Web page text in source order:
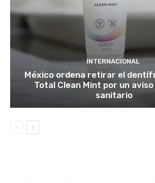
INTERNACIONAL
México ordena retirar el
Total Clean Mint por un
sanitario